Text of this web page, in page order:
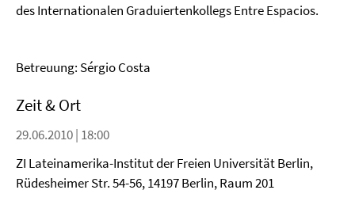
des Internationalen Graduiertenkollegs Entre Espacios.
Betreuung: Sérgio Costa
Zeit & Ort
29.06.2010 | 18:00
ZI Lateinamerika-Institut der Freien Universität Berlin,
Rüdesheimer Str. 54-56, 14197 Berlin, Raum 201